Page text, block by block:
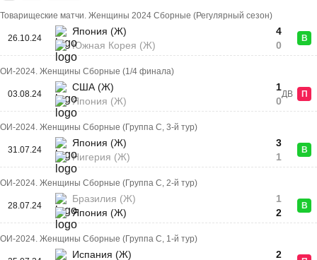
Товарищеские матчи. Женщины 2024 Сборные (Регулярный сезон)
26.10.24
Япония (Ж)
Южная Корея (Ж)
4
0
В
ОИ-2024. Женщины Сборные (1/4 финала)
03.08.24
США (Ж)
Япония (Ж)
1
0
ДВ П
ОИ-2024. Женщины Сборные (Группа C, 3-й тур)
31.07.24
Япония (Ж)
Нигерия (Ж)
3
1
В
ОИ-2024. Женщины Сборные (Группа C, 2-й тур)
28.07.24
Бразилия (Ж)
Япония (Ж)
1
2
В
ОИ-2024. Женщины Сборные (Группа C, 1-й тур)
Испания (Ж) 2